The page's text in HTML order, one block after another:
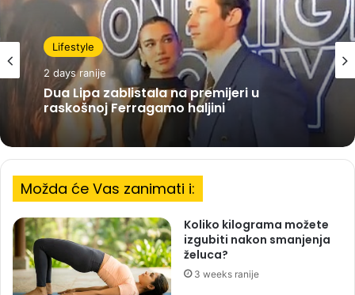
Lifestyle
2 days ranije
Dua Lipa zablistala na premijeri u
raskošnoj Ferragamo haljini
Možda će Vas zanimati i:
Koliko kilograma možete
izgubiti nakon smanjenja
želuca?
3 weeks ranije